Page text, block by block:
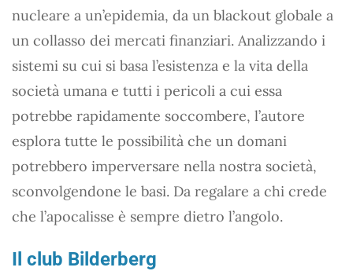
nucleare a un’epidemia, da un blackout globale a
un collasso dei mercati finanziari. Analizzando i
sistemi su cui si basa l’esistenza e la vita della
società umana e tutti i pericoli a cui essa
potrebbe rapidamente soccombere, l’autore
esplora tutte le possibilità che un domani
potrebbero imperversare nella nostra società,
sconvolgendone le basi. Da regalare a chi crede
che l’apocalisse è sempre dietro l’angolo.
Il club Bilderberg